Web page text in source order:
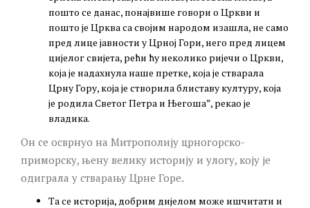
пошто се данас, понајвише говори о Цркви и
пошто је Црква са својим народом изашла, не само
пред лице јавности у Црној Гори, него пред лицем
цијелог свијета, рећи ћу неколико ријечи о Цркви,
која је надахнула наше претке, која је стварала
Црну Гору, која је створила блиставу културу, која
је родила Светог Петра и Његоша”, рекао је
владика.
Он се осврнуо на Митрополију црногорско-
приморску, њену велику историју и улогу, коју је
одиграла у стварању Црне Горе.
Та се историја, добрим дијелом може ишчитати и